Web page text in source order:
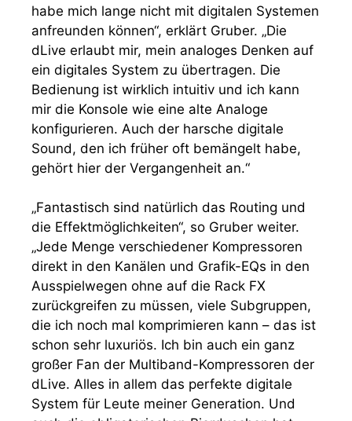
habe mich lange nicht mit digitalen Systemen
anfreunden können“, erklärt Gruber. „Die
dLive erlaubt mir, mein analoges Denken auf
ein digitales System zu übertragen. Die
Bedienung ist wirklich intuitiv und ich kann
mir die Konsole wie eine alte Analoge
konfigurieren. Auch der harsche digitale
Sound, den ich früher oft bemängelt habe,
gehört hier der Vergangenheit an.“
„Fantastisch sind natürlich das Routing und
die Effektmöglichkeiten“, so Gruber weiter.
„Jede Menge verschiedener Kompressoren
direkt in den Kanälen und Grafik-EQs in den
Ausspielwegen ohne auf die Rack FX
zurückgreifen zu müssen, viele Subgruppen,
die ich noch mal komprimieren kann – das ist
schon sehr luxuriös. Ich bin auch ein ganz
großer Fan der Multiband-Kompressoren der
dLive. Alles in allem das perfekte digitale
System für Leute meiner Generation. Und